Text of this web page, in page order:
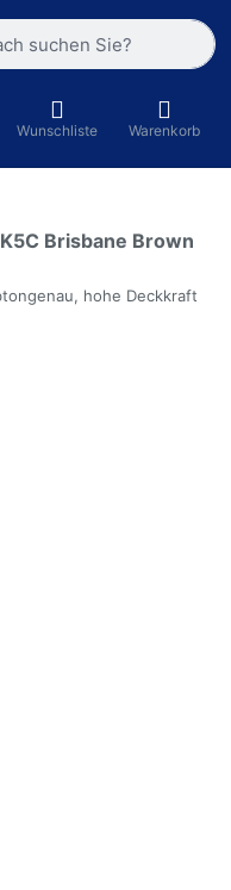
Suchbegriff ein.
Wunschliste Warenkorb
Brisbane Brown
hohe Deckkraft